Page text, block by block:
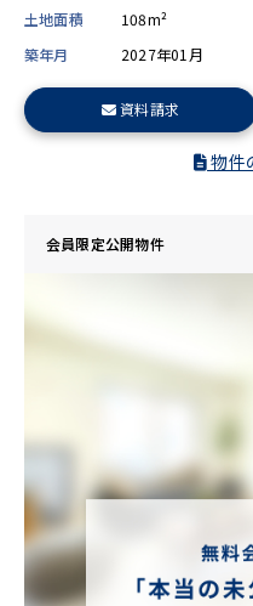
土地面積
108m²
築年月
2027年01月
資料請求
物件
会員限定公開物件